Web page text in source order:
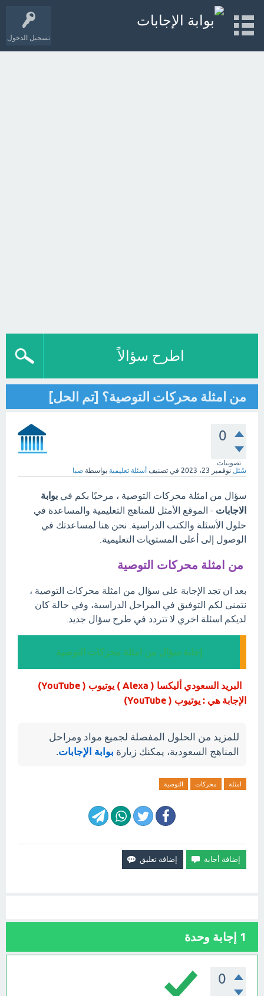
تسجيل الدخول
اطرح سؤالاً
من امثلة محركات التوصية؟ [تم الحل]
0
تصويتات
سُئل نوفمبر 23، 2023 في تصنيف أسئلة تعليمية بواسطة صبا
سؤال من امثلة محركات التوصية ، مرحبًا بكم في بوابة
الاجابات - الموقع الأمثل للمناهج التعليمية والمساعدة في
حلول الأسئلة والكتب الدراسية. نحن هنا لمساعدتك في
الوصول إلى أعلى المستويات التعليمية.
من امثلة محركات التوصية
بعد ان تجد الإجابة علي سؤال من امثلة محركات التوصية ،
نتمنى لكم التوفيق في المراحل الدراسية، وفي حالة كان
لديكم اسئلة اخري لا تتردد في طرح سؤال جديد.
إجابة سؤال من امثلة محركات التوصية
البريد السعودي أليكسا ( Alexa ) يوتيوب ( YouTube)
الإجابة هي : يوتيوب ( YouTube)
للمزيد من الحلول المفصلة لجميع مواد ومراحل
المناهج السعودية، يمكنك زيارة بوابة الإجابات.
امثلة محركات التوصية
1 إجابة وحدة
0